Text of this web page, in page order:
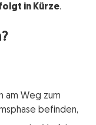
in Kürze.
am Weg zum
befinden,